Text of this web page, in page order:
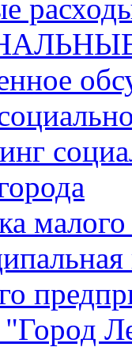
малого
"Город